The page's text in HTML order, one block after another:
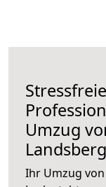
Umzug
Ihr Umzug